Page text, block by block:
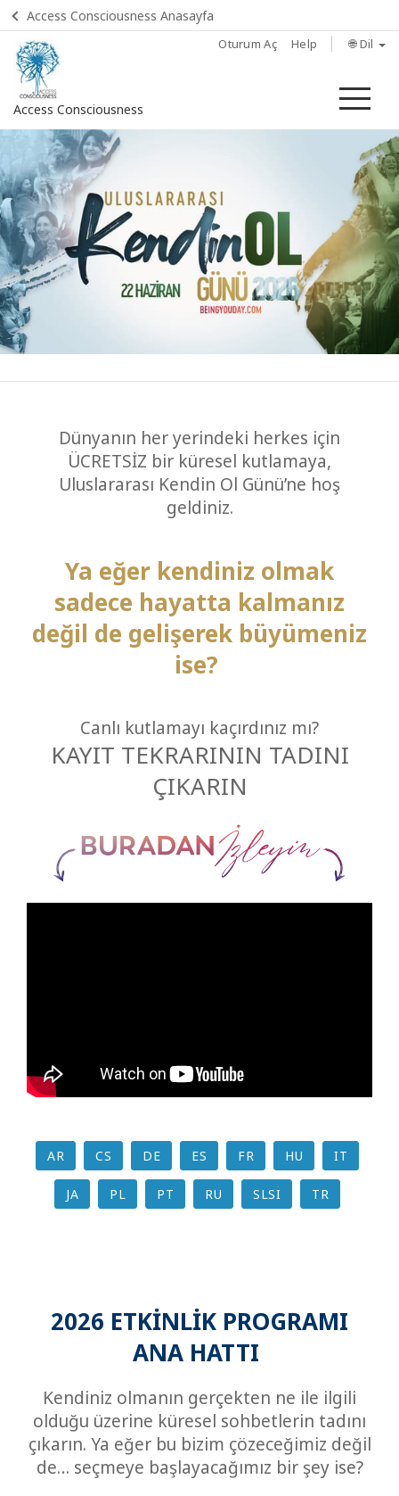
Access Consciousness Anasayfa
Oturum Aç Help 🌐 Dil
Access Consciousness
Hesabınızda
oturum
açın
HOME
BULUN
ETKİNLİKLERİ
Dünyanın her yerindeki herkes için
ÜCRETSİZ bir küresel kutlamaya,
Uluslararası Kendin Ol Günü’ne hoş
geldiniz.
Ya eğer kendiniz olmak
sadece hayatta kalmanız
değil de gelişerek büyümeniz
ise?
Canlı kutlamayı kaçırdınız mı?
KAYIT TEKRARININ TADINI
ÇIKARIN
AR CS DE ES FR HU IT
JA PL PT RU SLSI TR
2026 ETKİNLİK PROGRAMI
ANA HATTI
Kendiniz olmanın gerçekten ne ile ilgili
olduğu üzerine küresel sohbetlerin tadını
çıkarın. Ya eğer bu bizim çözeceğimiz değil
de… seçmeye başlayacağımız bir şey ise?